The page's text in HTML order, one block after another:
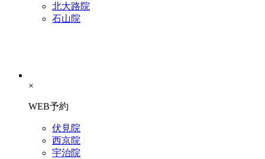
北大路院
石山院
×
WEB予約
伏見院
西京院
宇治院